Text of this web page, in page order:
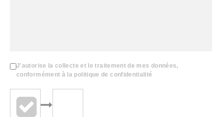
J'autorise la collecte et le traitement de mes données,
conformément à la politique de confidentialité